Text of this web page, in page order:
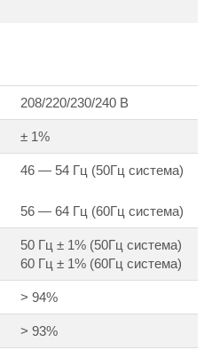
208/220/230/240 В
± 1%
46 — 54 Гц (50Гц система)
56 — 64 Гц (60Гц система)
50 Гц ± 1% (50Гц система)
60 Гц ± 1% (60Гц система)
> 94%
> 93%